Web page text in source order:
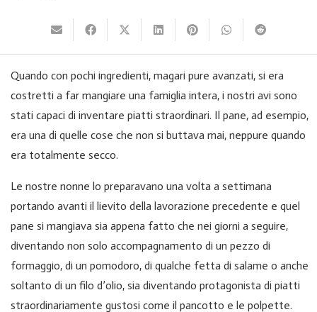
Quando con pochi ingredienti, magari pure avanzati, si era
costretti a far mangiare una famiglia intera, i nostri avi sono
stati capaci di inventare piatti straordinari. Il pane, ad esempio,
era una di quelle cose che non si buttava mai, neppure quando
era totalmente secco.
Le nostre nonne lo preparavano una volta a settimana
portando avanti il lievito della lavorazione precedente e quel
pane si mangiava sia appena fatto che nei giorni a seguire,
diventando non solo accompagnamento di un pezzo di
formaggio, di un pomodoro, di qualche fetta di salame o anche
soltanto di un filo d’olio, sia diventando protagonista di piatti
straordinariamente gustosi come il pancotto e le polpette.